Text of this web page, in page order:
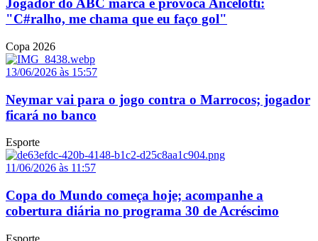
Jogador do ABC marca e provoca Ancelotti:
"C#ralho, me chama que eu faço gol"
Copa 2026
13/06/2026 às 15:57
Neymar vai para o jogo contra o Marrocos; jogador
ficará no banco
Esporte
11/06/2026 às 11:57
Copa do Mundo começa hoje; acompanhe a
cobertura diária no programa 30 de Acréscimo
Esporte